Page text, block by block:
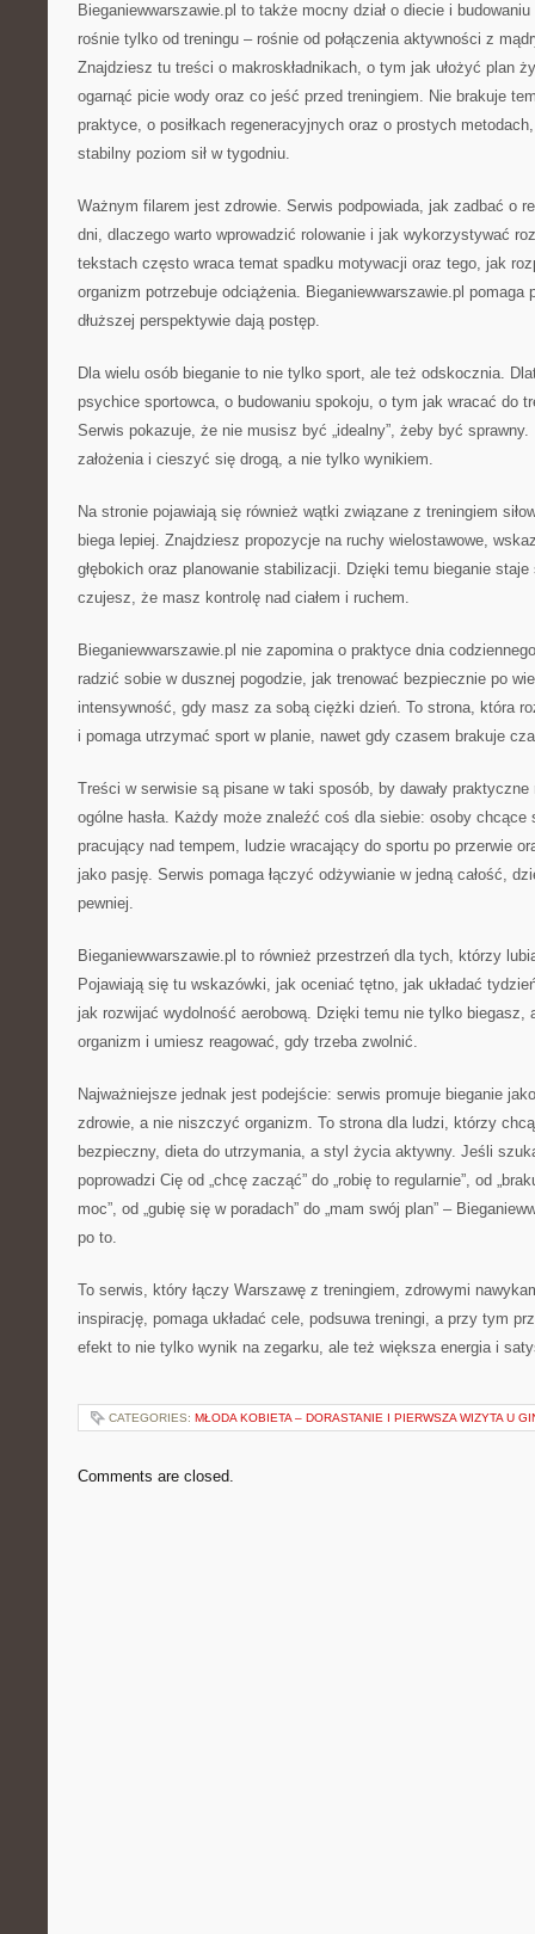
Bieganiewwarszawie.pl to także mocny dział o diecie i
rośnie tylko od treningu – rośnie od połączenia aktywności z
Znajdziesz tu treści o makroskładnikach, o tym jak ułożyć plan
ogarnąć picie wody oraz co jeść przed treningiem. Nie brakuje
praktyce, o posiłkach regeneracyjnych oraz o prostych
stabilny poziom sił w tygodniu.
Ważnym filarem jest zdrowie. Serwis podpowiada, jak zadbać o
dni, dlaczego warto wprowadzić rolowanie i jak wykorzystywać
tekstach często wraca temat spadku motywacji oraz tego, jak
organizm potrzebuje odciążenia. Bieganiewwarszawie.pl pomaga
dłuższej perspektywie dają postęp.
Dla wielu osób bieganie to nie tylko sport, ale też odskocznia.
psychice sportowca, o budowaniu spokoju, o tym jak wracać do
Serwis pokazuje, że nie musisz być „idealny”, żeby być
założenia i cieszyć się drogą, a nie tylko wynikiem.
Na stronie pojawiają się również wątki związane z treningiem
biega lepiej. Znajdziesz propozycje na ruchy wielostawowe,
głębokich oraz planowanie stabilizacji. Dzięki temu bieganie
czujesz, że masz kontrolę nad ciałem i ruchem.
Bieganiewwarszawie.pl nie zapomina o praktyce dnia
radzić sobie w dusznej pogodzie, jak trenować bezpiecznie po
intensywność, gdy masz za sobą ciężki dzień. To strona, która
i pomaga utrzymać sport w planie, nawet gdy czasem brakuje
Treści w serwisie są pisane w taki sposób, by dawały
ogólne hasła. Każdy może znaleźć coś dla siebie: osoby chcące
pracujący nad tempem, ludzie wracający do sportu po przerwie
jako pasję. Serwis pomaga łączyć odżywianie w jedną całość,
pewniej.
Bieganiewwarszawie.pl to również przestrzeń dla tych, którzy
Pojawiają się tu wskazówki, jak oceniać tętno, jak układać
jak rozwijać wydolność aerobową. Dzięki temu nie tylko biegasz,
organizm i umiesz reagować, gdy trzeba zwolnić.
Najważniejsze jednak jest podejście: serwis promuje bieganie
zdrowie, a nie niszczyć organizm. To strona dla ludzi, którzy
bezpieczny, dieta do utrzymania, a styl życia aktywny. Jeśli
poprowadzi Cię od „chcę zacząć” do „robię to regularnie”, od
moc”, od „gubię się w poradach” do „mam swój plan” –
po to.
To serwis, który łączy Warszawę z treningiem, zdrowymi
inspirację, pomaga układać cele, podsuwa treningi, a przy tym
efekt to nie tylko wynik na zegarku, ale też większa energia i
CATEGORIES: MŁODA KOBIETA – DORASTANIE I PIERWSZA WIZYTA U
Comments are closed.